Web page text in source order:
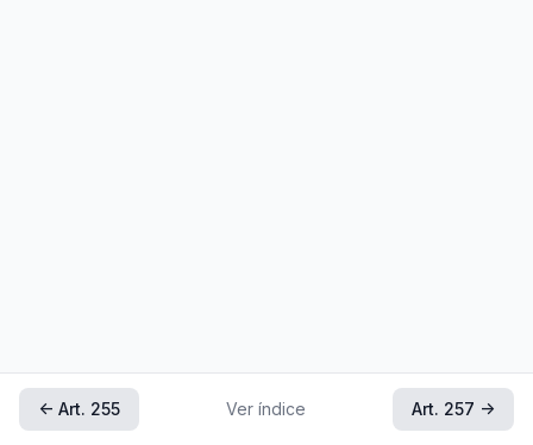
← Art. 255 Ver índice Art. 257 →